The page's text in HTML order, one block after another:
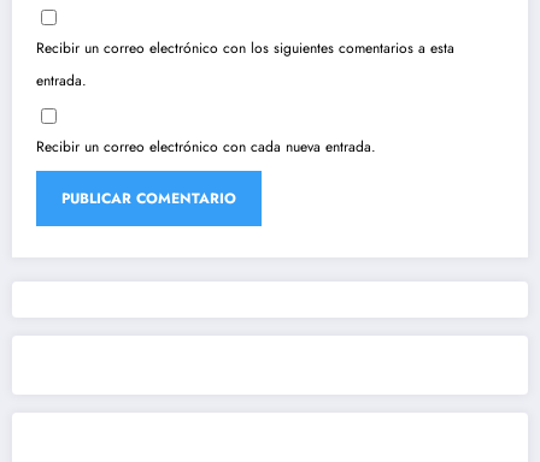
Recibir un correo electrónico con los siguientes comentarios a esta
entrada.
Recibir un correo electrónico con cada nueva entrada.